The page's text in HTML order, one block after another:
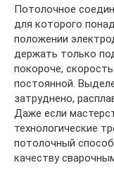
Потолочное
для которого
положении
держать только
покороче,
постоянной.
затруднено,
Даже если
технологические
потолочный
качеству